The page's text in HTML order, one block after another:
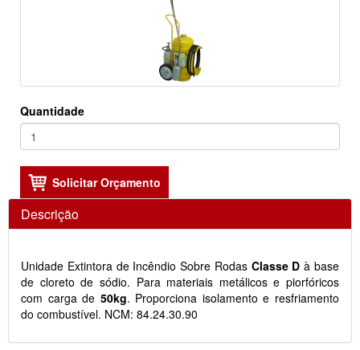
Quantidade
Descrição
Unidade Extintora de Incêndio Sobre Rodas Classe D à base
de cloreto de sódio. Para materiais metálicos e piorfóricos
com carga de 50kg. Proporciona isolamento e resfriamento
do combustível. NCM: 84.24.30.90